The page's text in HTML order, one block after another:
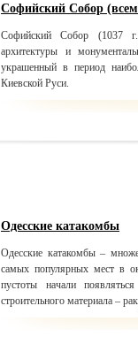
Софийский Собор
Софийский Собор (1037 г.)
архитектуры и
украшенный в период
Киевской Руси.
Одесские катакомбы
Одесские катакомбы –
самых популярных мест в
пустоты начали
строительного материала –